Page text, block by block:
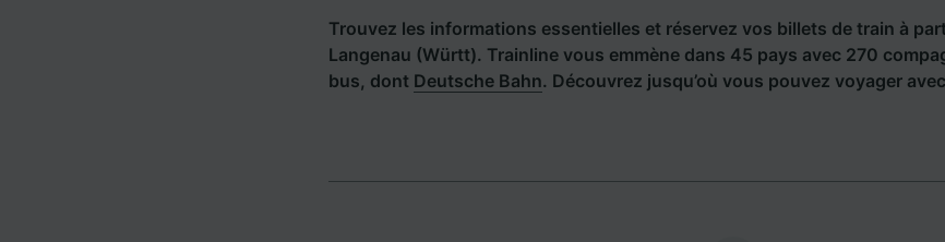
Trouvez les informations essentielles et réservez vos billets de train à
Langenau (Württ). Trainline vous emmène dans 45 pays avec 270
bus, dont Deutsche Bahn. Découvrez jusqu’où vous pouvez voyager